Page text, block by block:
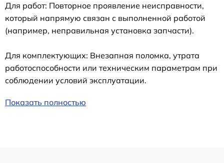
Для работ: Повторное проявление неисправности,
который напрямую связан с выполненной работой
(например, неправильная установка запчасти).
Для комплектующих: Внезапная поломка, утрата
работоспособности или техническим параметрам при
соблюдении условий эксплуатации.
Показать полностью